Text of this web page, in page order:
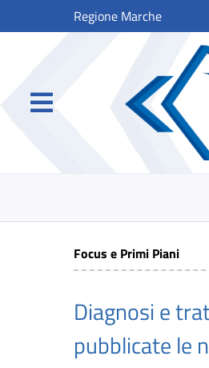
Regione Marche
Focus e Primi Piani
Diagnosi e
pubblicate le